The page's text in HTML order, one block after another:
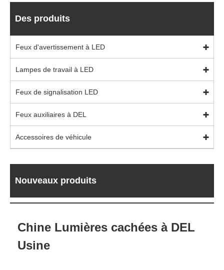
Des produits
Feux d'avertissement à LED
Lampes de travail à LED
Feux de signalisation LED
Feux auxiliaires à DEL
Accessoires de véhicule
Nouveaux produits
Chine Lumières cachées à DEL
Usine